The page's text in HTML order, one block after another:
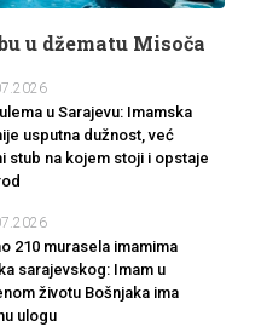
u džematu Misoča
u Sarajevu: Imamska
usputna dužnost, već
stub na kojem stoji i opstaje
210 murasela imamima
sarajevskog: Imam u
životu Bošnjaka ima
ulogu